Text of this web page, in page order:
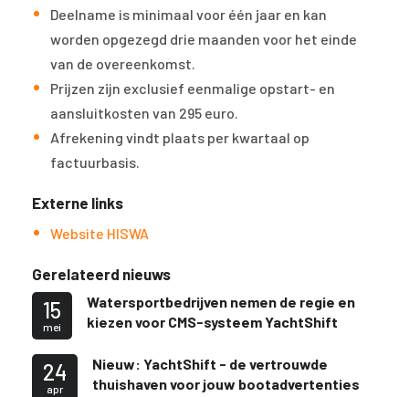
Deelname is minimaal voor één jaar en kan
worden opgezegd drie maanden voor het einde
van de overeenkomst.
Prijzen zijn exclusief eenmalige opstart- en
aansluitkosten van 295 euro.
Afrekening vindt plaats per kwartaal op
factuurbasis.
Externe links
Website HISWA
Gerelateerd nieuws
15
mei
Watersportbedrijven nemen de regie en
kiezen voor CMS-systeem YachtShift
24
apr
Nieuw: YachtShift - de vertrouwde
thuishaven voor jouw bootadvertenties